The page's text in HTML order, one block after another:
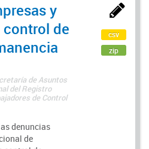
y
de
de Asuntos
del Registro
de Control
denuncias
de
csv
zip